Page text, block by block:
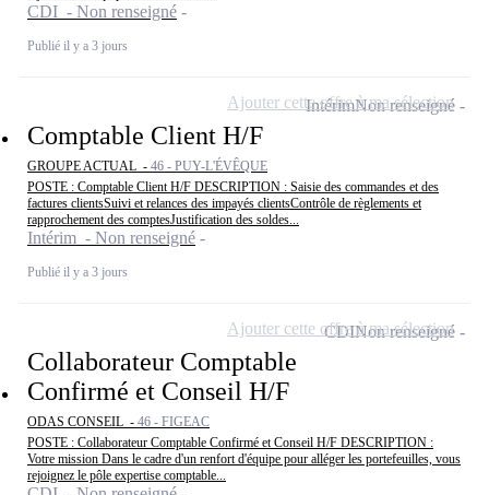
CDI - Non renseigné
Publié il y a 3 jours
Comptable Client H/F
GROUPE ACTUAL - 46 - PUY-L'ÉVÊQUE
POSTE : Comptable Client H/F DESCRIPTION : Saisie des commandes et des
factures clientsSuivi et relances des impayés clientsContrôle de règlements et
rapprochement des comptesJustification des soldes...
Intérim - Non renseigné
Publié il y a 3 jours
IntérimNon renseigné
Ajouter cette offre à ma sélection
Collaborateur Comptable
Confirmé et Conseil H/F
ODAS CONSEIL - 46 - FIGEAC
POSTE : Collaborateur Comptable Confirmé et Conseil H/F DESCRIPTION :
Votre mission Dans le cadre d'un renfort d'équipe pour alléger les portefeuilles, vous
rejoignez le pôle expertise comptable...
CDINon renseigné
Ajouter cette offre à ma sélection